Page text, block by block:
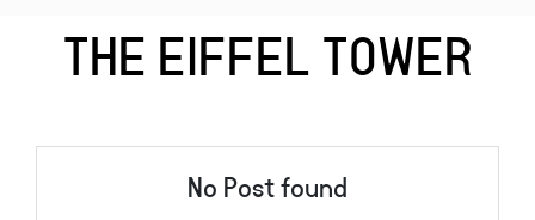
THE EIFFEL TOWER
No Post found